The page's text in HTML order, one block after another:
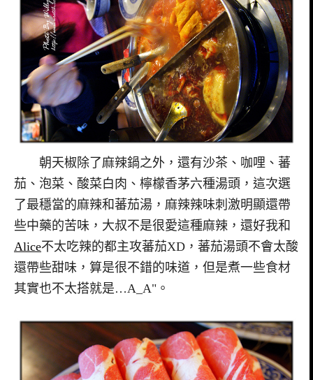
朝天椒除了麻辣鍋之外，還有沙茶、咖哩、蕃
茄、泡菜、酸菜白肉、檸檬香茅六種湯頭，這次選
了最穩當的麻辣和蕃茄湯，麻辣辣味刺激明顯還帶
些中藥的苦味，大叔不是很愛這種麻辣，還好我和
Alice不太吃辣的都主攻蕃茄XD，蕃茄湯頭不會太酸
還帶些甜味，算是很不錯的味道，但是煮一些食材
其實也不太搭就是…A_A"。